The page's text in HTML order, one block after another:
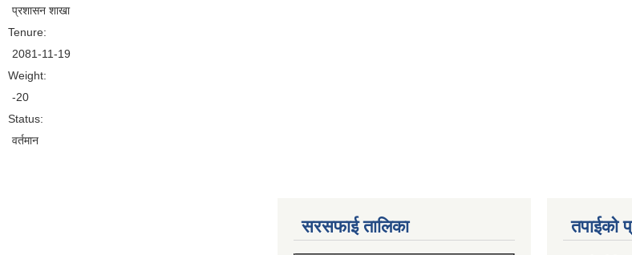
प्रशासन शाखा
Tenure:
2081-11-19
Weight:
-20
Status:
वर्तमान
सरसफाई तालिका तपाईको